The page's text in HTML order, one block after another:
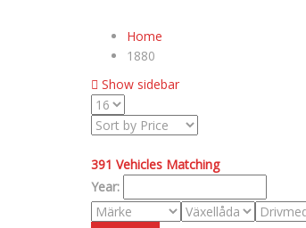
Home
1880
Show sidebar
391 Vehicles Matching
Year: